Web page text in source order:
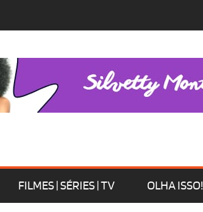
FILMES | SÉRIES | TV OLHA ISSO!